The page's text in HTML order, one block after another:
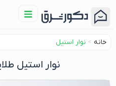
خانه >نوار استیل
نوار استیل